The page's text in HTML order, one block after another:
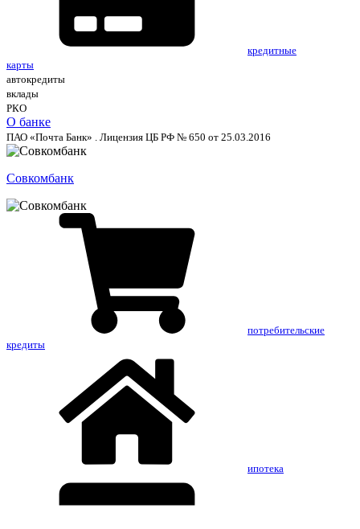
кредитные
карты
автокредиты
вклады
РКО
О банке
ПАО «Почта Банк» . Лицензия ЦБ РФ № 650 от 25.03.2016
Совкомбанк
потребительские
кредиты
ипотека